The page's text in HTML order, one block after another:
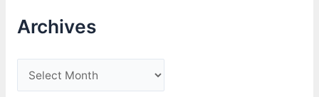
Archives
r